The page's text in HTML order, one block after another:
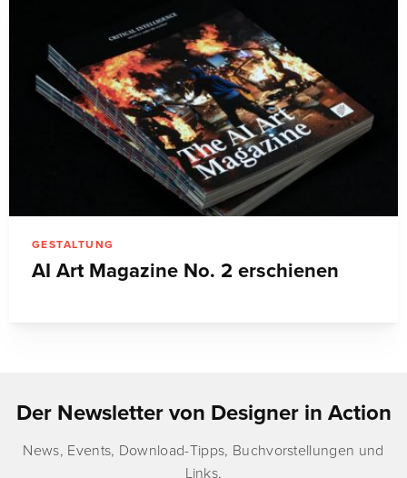
GESTALTUNG
AI Art Magazine No. 2 erschienen
Der Newsletter von Designer in Action
News, Events, Download-Tipps, Buchvorstellungen und
Links.